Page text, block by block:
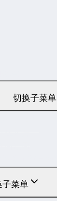
切换子菜单
子菜单